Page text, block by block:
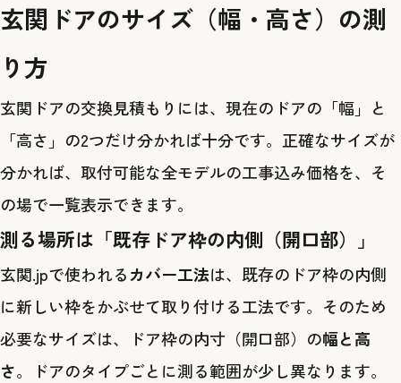
玄関ドアのサイズ（幅・高さ）の測
り方
玄関ドアの交換見積もりには、現在のドアの「幅」と
「高さ」の2つだけ分かれば十分です。正確なサイズが
分かれば、取付可能な全モデルの工事込み価格を、そ
の場で一覧表示できます。
測る場所は「既存ドア枠の内側（開口部）」
玄関.jpで使われるカバー工法は、既存のドア枠の内側
に新しい枠をかぶせて取り付ける工法です。そのため
必要なサイズは、ドア枠の内寸（開口部）の幅と高
さ。ドアのタイプごとに測る範囲が少し異なります。